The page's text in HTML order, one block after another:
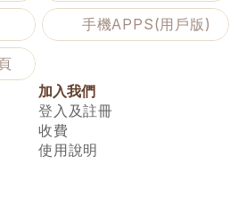
手機APPS(用戶版)
加入我們
登入及註冊
收費
使用說明